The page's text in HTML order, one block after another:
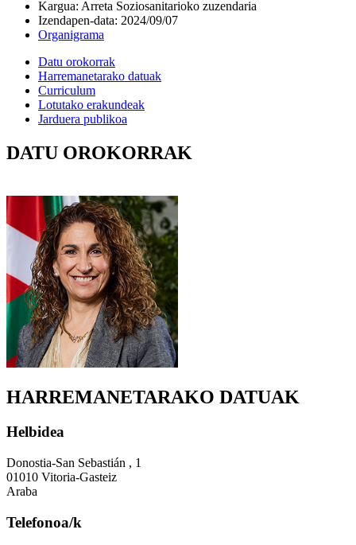
Kargua: Arreta Soziosanitarioko zuzendaria
Izendapen-data: 2024/09/07
Organigrama
Datu orokorrak
Harremanetarako datuak
Curriculum
Lotutako erakundeak
Jarduera publikoa
DATU OROKORRAK
HARREMANETARAKO DATUAK
Helbidea
Donostia-San Sebastián , 1
01010 Vitoria-Gasteiz
Araba
Telefonoa/k